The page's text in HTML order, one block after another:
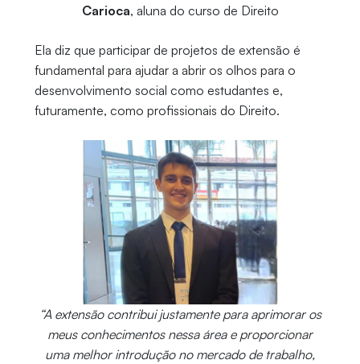
Carioca, aluna do curso de Direito
Ela diz que participar de projetos de extensão é
fundamental para ajudar a abrir os olhos para o
desenvolvimento social como estudantes e,
futuramente, como profissionais do Direito.
“A extensão contribui justamente para aprimorar os
meus conhecimentos nessa área e proporcionar
uma melhor introdução no mercado de trabalho,